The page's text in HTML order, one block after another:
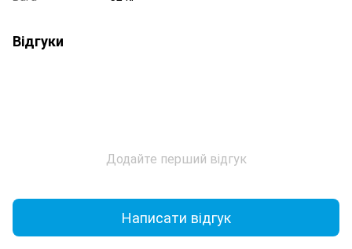
Відгуки
Додайте перший відгук
Написати відгук